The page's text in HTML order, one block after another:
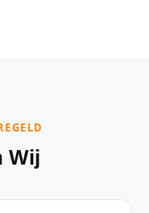
Wij